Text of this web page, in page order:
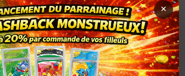
Lépidonille 11/163
8,50 €
×